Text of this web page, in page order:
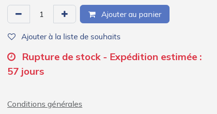
Ajouter au panier
Ajouter à la liste de souhaits
Rupture de stock - Expédition estimée :
57 jours
Conditions générales